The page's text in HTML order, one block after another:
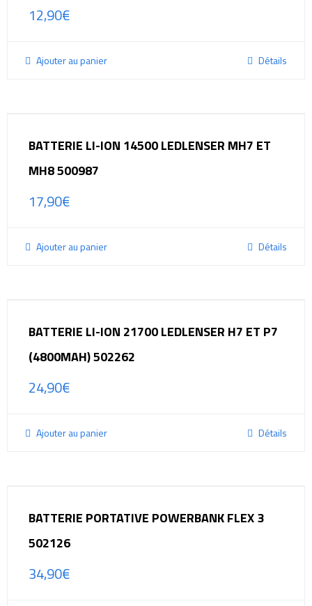
12,90€
Ajouter au panier Détails
BATTERIE LI-ION 14500 LEDLENSER MH7 ET
MH8 500987
17,90€
Ajouter au panier Détails
BATTERIE LI-ION 21700 LEDLENSER H7 ET P7
(4800MAH) 502262
24,90€
Ajouter au panier Détails
BATTERIE PORTATIVE POWERBANK FLEX 3
502126
34,90€